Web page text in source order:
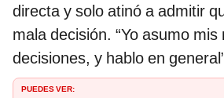
directa y solo atinó a admitir
mala decisión. “Yo asumo mis
decisiones, y hablo en
PUEDES VER: